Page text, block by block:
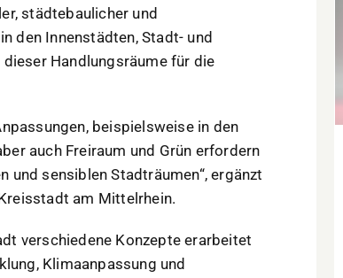
städtebaulicher und
den Innenstädten, Stadt- und
Handlungsräume für die
beispielsweise in den
auch Freiraum und Grün erfordern
und sensiblen Stadträumen“, ergänzt
am Mittelrhein.
verschiedene Konzepte erarbeitet
Klimaanpassung und